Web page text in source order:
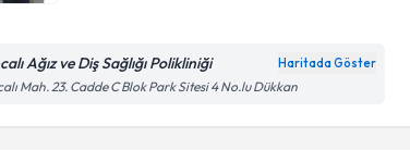
Ağız ve Diş Sağlığı Polikliniği Haritada Göster
Mah. 23. Cadde C Blok Park Sitesi 4 No.lu Dükkan